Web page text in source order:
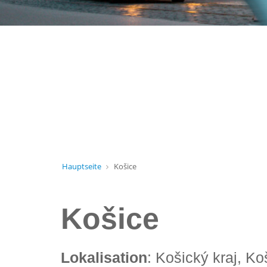
Hauptseite Košice
Košice
Lokalisation: Košický kraj,